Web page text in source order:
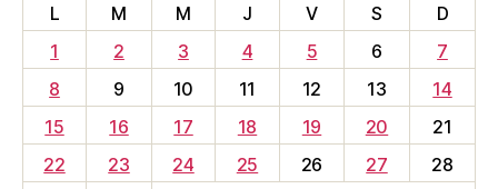
L
M M J V S
D
1
2 3 4 5 6
7
8
9 10 11 12 13
14
15
16 17 18 19 20
21
22
23 24 25 26 27
28